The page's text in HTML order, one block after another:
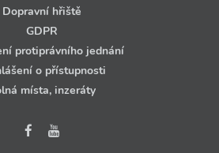
Dopravní hřiště
GDPR
protiprávního jednání
o přístupnosti
místa, inzeráty